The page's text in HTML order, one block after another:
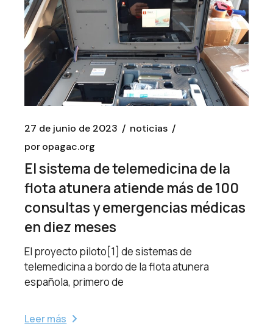
27 de junio de 2023
noticias
poropagac.org
El sistema de telemedicina de la
flota atunera atiende más de 100
consultas y emergencias médicas
en diez meses
El proyecto piloto[1] de sistemas de
telemedicina a bordo de la flota atunera
española, primero de
Leer más